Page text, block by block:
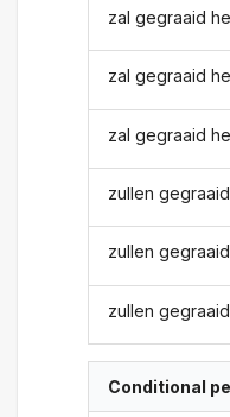
zal gegraaid
zal gegraaid
zal gegraaid
zullen
zullen
zullen
Conditional